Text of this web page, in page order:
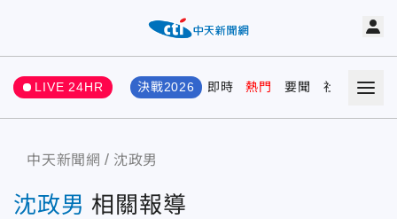
LIVE 24HR 決戰2026 即時 熱門 要聞 社會 娛樂
中天新聞網 沈政男
沈政男 相關報導